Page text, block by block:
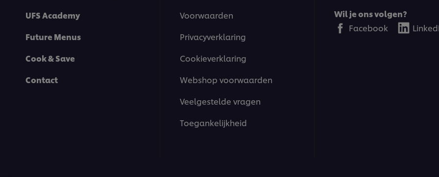
UFS Academy
Future Menus
Cook & Save
Contact
Voorwaarden
Privacyverklaring
Cookieverklaring
Webshop voorwaarden
Veelgestelde vragen
Toegankelijkheid
Wil je ons volgen?
Facebook